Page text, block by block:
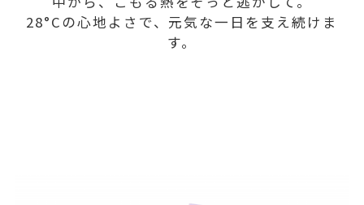
28°Cの心地よさで、元気な一日を支え続けま
す。